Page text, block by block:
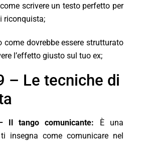
scrivere un testo perfetto per
riconquista;
come dovrebbe essere strutturato
l’effetto giusto sul tuo ex;
– Le tecniche di
Il tango comunicante: È una
insegna come comunicare nel